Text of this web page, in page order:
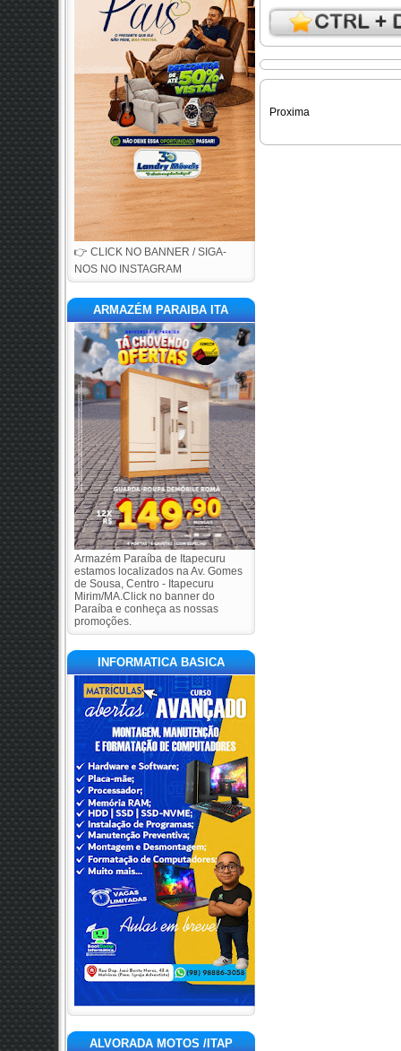
👉 CLICK NO BANNER / SIGA-
NOS NO INSTAGRAM
ARMAZÉM PARAIBA ITA
Armazém Paraíba de Itapecuru
estamos localizados na Av. Gomes
de Sousa, Centro - Itapecuru
Mirim/MA.Click no banner do
Paraíba e conheça as nossas
promoções.
INFORMATICA BASICA
ALVORADA MOTOS /ITAP
Proxima